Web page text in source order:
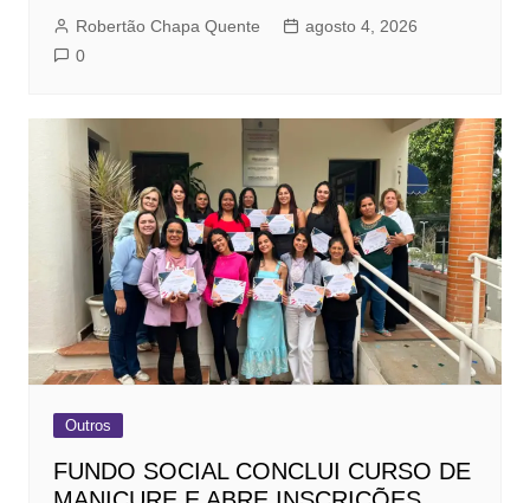
Robertão Chapa Quente
agosto 4, 2026
0
Outros
FUNDO SOCIAL CONCLUI CURSO DE